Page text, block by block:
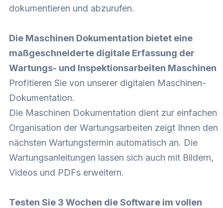
dokumentieren und abzurufen.
Die Maschinen Dokumentation bietet eine
maßgeschneiderte digitale Erfassung der
Wartungs- und Inspektionsarbeiten Maschinen
Profitieren Sie von unserer digitalen Maschinen-
Dokumentation.
Die Maschinen Dokumentation dient zur einfachen
Organisation der Wartungsarbeiten zeigt Ihnen den
nächsten Wartungstermin automatisch an. Die
Wartungsanleitungen lassen sich auch mit Bildern,
Videos und PDFs erweitern.
Testen Sie 3 Wochen die Software im vollen